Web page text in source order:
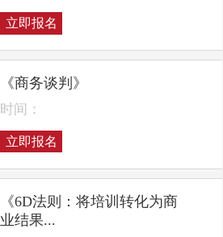
立即报名
《商务谈判》
时间：
立即报名
《6D法则：将培训转化为商
业结果...